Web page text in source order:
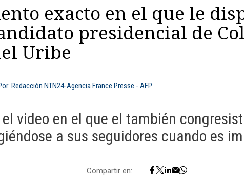
exacto en el que le
presidencial de
Uribe
Redacción NTN24-Agencia France Presse - AFP
video en el que el también
a sus seguidores cuando es
Compartir en: